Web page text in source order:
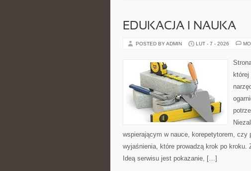
EDUKACJA I NAUKA
POSTED BY ADMIN LUT - 7 - 2026
wspierającym w nauce, korepetytorem,
wyjaśnienia, które prowadzą krok po
Ideą serwisu jest pokazanie, […]